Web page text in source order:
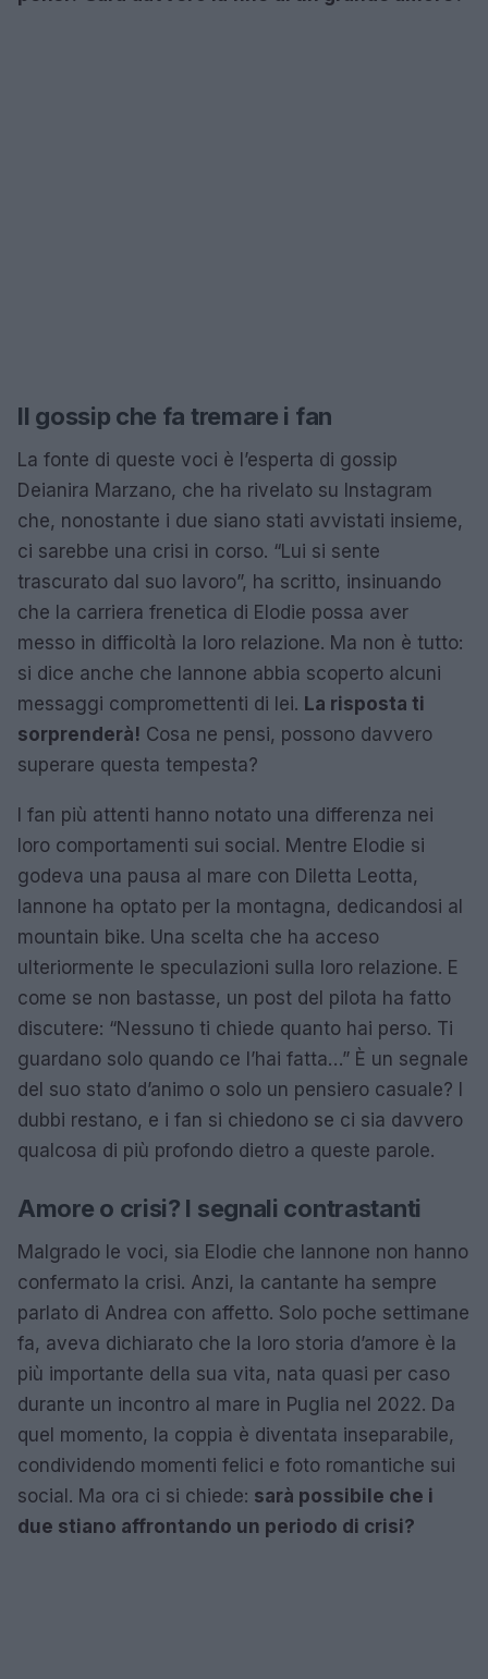
Il gossip che fa tremare i fan
La fonte di queste voci è l’esperta di gossip
Deianira Marzano, che ha rivelato su Instagram
che, nonostante i due siano stati avvistati insieme,
ci sarebbe una crisi in corso. “Lui si sente
trascurato dal suo lavoro”, ha scritto, insinuando
che la carriera frenetica di Elodie possa aver
messo in difficoltà la loro relazione. Ma non è tutto:
si dice anche che Iannone abbia scoperto alcuni
messaggi compromettenti di lei. La risposta ti
sorprenderà! Cosa ne pensi, possono davvero
superare questa tempesta?
I fan più attenti hanno notato una differenza nei
loro comportamenti sui social. Mentre Elodie si
godeva una pausa al mare con Diletta Leotta,
Iannone ha optato per la montagna, dedicandosi al
mountain bike. Una scelta che ha acceso
ulteriormente le speculazioni sulla loro relazione. E
come se non bastasse, un post del pilota ha fatto
discutere: “Nessuno ti chiede quanto hai perso. Ti
guardano solo quando ce l’hai fatta…” È un segnale
del suo stato d’animo o solo un pensiero casuale? I
dubbi restano, e i fan si chiedono se ci sia davvero
qualcosa di più profondo dietro a queste parole.
Amore o crisi? I segnali contrastanti
Malgrado le voci, sia Elodie che Iannone non hanno
confermato la crisi. Anzi, la cantante ha sempre
parlato di Andrea con affetto. Solo poche settimane
fa, aveva dichiarato che la loro storia d’amore è la
più importante della sua vita, nata quasi per caso
durante un incontro al mare in Puglia nel 2022. Da
quel momento, la coppia è diventata inseparabile,
condividendo momenti felici e foto romantiche sui
social. Ma ora ci si chiede: sarà possibile che i
due stiano affrontando un periodo di crisi?